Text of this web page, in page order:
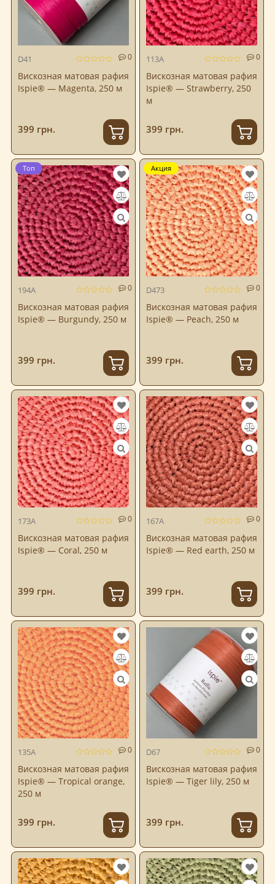
D41 0
Вискозная матовая рафия
Ispie® — Magenta, 250 м
399 грн.
113A 0
Вискозная матовая рафия
Ispie® — Strawberry, 250
м
399 грн.
194A 0
Вискозная матовая рафия
Ispie® — Burgundy, 250 м
Топ
399 грн.
D473 0
Вискозная матовая рафия
Ispie® — Peach, 250 м
Акция
399 грн.
173A 0
Вискозная матовая рафия
Ispie® — Coral, 250 м
399 грн.
167A 0
Вискозная матовая рафия
Ispie® — Red earth, 250 м
399 грн.
135A 0
Вискозная матовая рафия
Ispie® — Tropical orange,
250 м
399 грн.
D67 0
Вискозная матовая рафия
Ispie® — Tiger lily, 250 м
399 грн.